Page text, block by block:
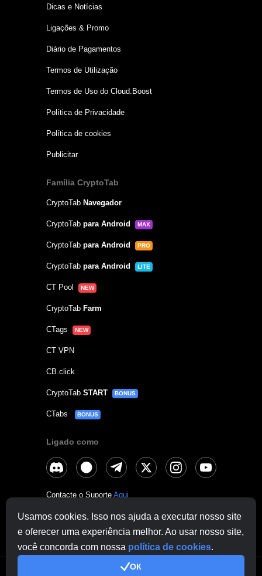
Usamos cookies. Isso nos ajuda a executar nosso site
e oferecer uma experiência melhor. Ao usar nosso site,
você concorda com nossa política de cookies.
ОК
Dicas e Notícias
Ligações & Promo
Diário de Pagamentos
Termos de Utilização
Termos de Uso do Cloud.Boost
Política de Privacidade
Política de cookies
Publicitar
Família CryptoTab
CryptoTab Navegador
CryptoTab para Android MAX
CryptoTab para Android PRO
CryptoTab para Android LITE
CT Pool NEW
CryptoTab Farm
CTags NEW
CT VPN
CB.click
CryptoTab START BONUS
CTabs BONUS
Ligado como
Contacte o Suporte Aqui
Outras Perguntas: contactus@cryptobrowser.site
Todos os direitos reservados. CryptoCompany OÜ, Rebase tn 1,